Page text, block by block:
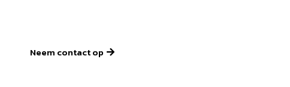
Neem contact op